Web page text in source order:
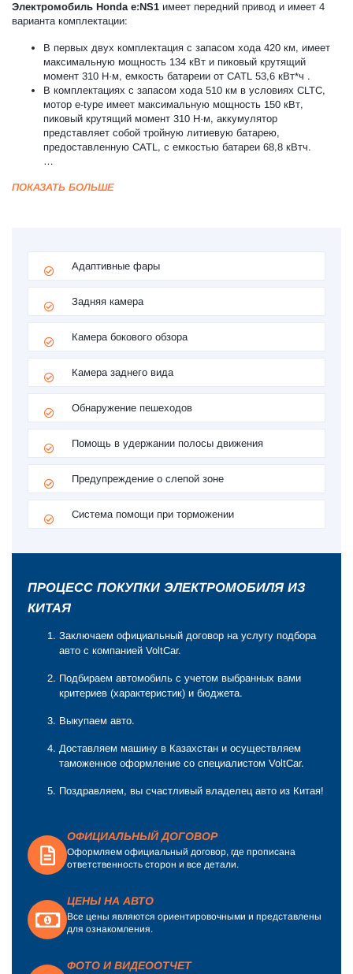
Электромобиль Hondae:NS1 имеет передний привод и имеет 4
варианта комплектации:
В первых двух комплектация с запасом хода 420 км, имеет
максимальную мощность 134 кВт и пиковый крутящий
момент 310 Н·м, емкость батареии от CATL 53,6 кВт*ч .
В комплектациях с запасом хода 510 км в условиях CLTC,
мотор e-type имеет максимальную мощность 150 кВт,
пиковый крутящий момент 310 Н·м, аккумулятор
представляет собой тройную литиевую батарею,
предоставленную CATL, с емкостью батареи 68,8 кВтч.
…
ПОКАЗАТЬ БОЛЬШЕ
Адаптивные фары
Задняя камера
Камера бокового обзора
Камера заднего вида
Обнаружение пешеходов
Помощь в удержании полосы движения
Предупреждение о слепой зоне
Система помощи при торможении
ПРОЦЕСС ПОКУПКИ ЭЛЕКТРОМОБИЛЯ ИЗ
КИТАЯ
Заключаем официальный договор на услугу подбора
авто с компанией VoltCar.
Подбираем автомобиль с учетом выбранных вами
критериев (характеристик) и бюджета.
Выкупаем авто.
Доставляем машину в Казахстан и осуществляем
таможенное оформление со специалистом VoltCar.
Поздравляем, вы счастливый владелец авто из Китая!
ОФИЦИАЛЬНЫЙ ДОГОВОР
Оформляем официальный договор, где прописана
ответственность сторон и все детали.
ЦЕНЫ НА АВТО
Все цены являются ориентировочными и представлены
для ознакомления.
ФОТО И ВИДЕООТЧЕТ